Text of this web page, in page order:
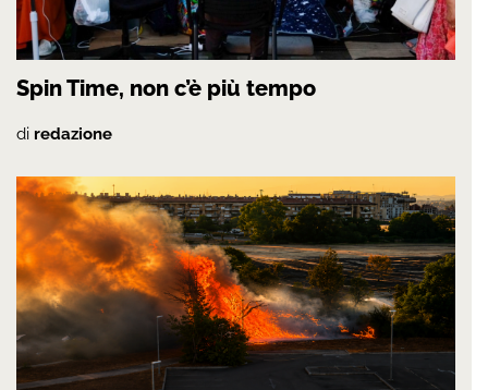
Spin Time, non c’è più tempo
di redazione